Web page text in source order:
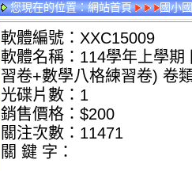
您現在的位置：網站首頁 國小
軟體編號：XXC15009
軟體名稱：114學年上學
習卷+數學八格練習卷) 卷
光碟片數：1
銷售價格：$200
關注次數： 11471
關 鍵 字：